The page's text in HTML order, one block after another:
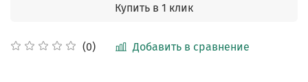
(0) Добавить в сравнение
Купить в 1 клик